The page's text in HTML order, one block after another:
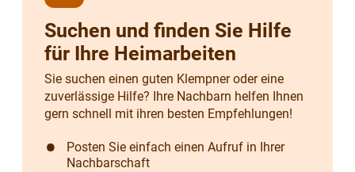
Suchen und finden Sie Hilfe
für Ihre Heimarbeiten
Sie suchen einen guten Klempner oder eine
zuverlässige Hilfe? Ihre Nachbarn helfen Ihnen
gern schnell mit ihren besten Empfehlungen!
Posten Sie einfach einen Aufruf in Ihrer
Nachbarschaft